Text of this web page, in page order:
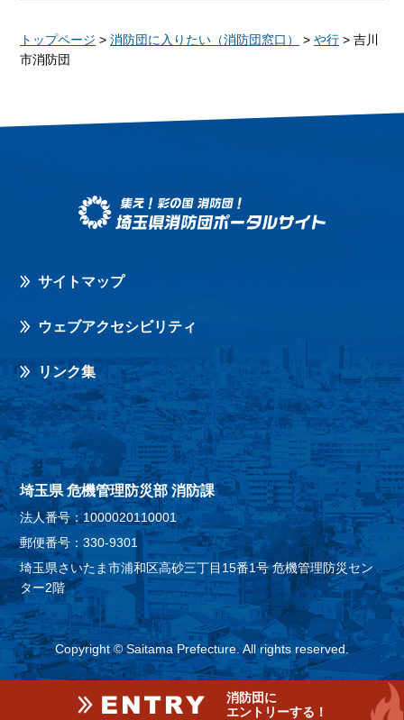
トップページ > 消防団に入りたい（消防団窓口） > や行 > 吉川
市消防団
サイトマップ
ウェブアクセシビリティ
リンク集
埼玉県 危機管理防災部 消防課
法人番号：1000020110001
郵便番号：330-9301
埼玉県さいたま市浦和区高砂三丁目15番1号 危機管理防災セン
ター2階
Copyright © Saitama Prefecture. All rights reserved.
消防団に
エントリーする！